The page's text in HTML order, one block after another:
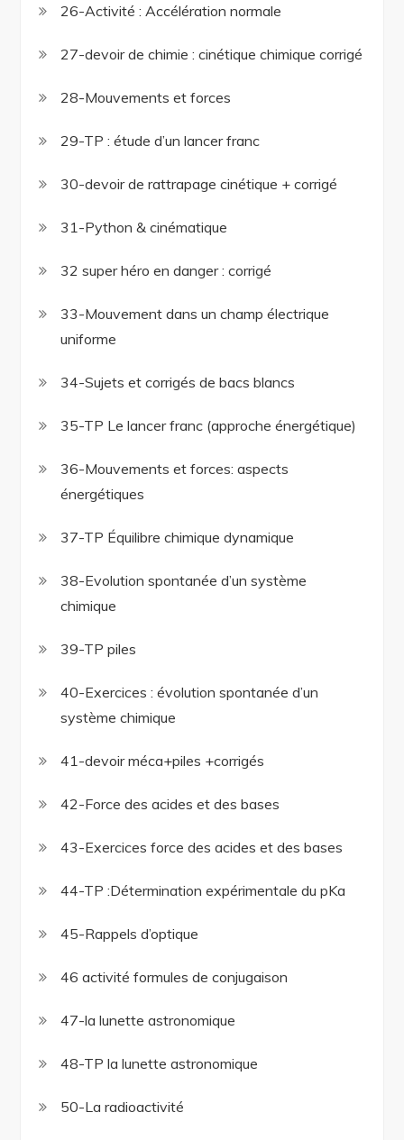
26-Activité : Accélération normale
27-devoir de chimie : cinétique chimique corrigé
28-Mouvements et forces
29-TP : étude d’un lancer franc
30-devoir de rattrapage cinétique + corrigé
31-Python & cinématique
32 super héro en danger : corrigé
33-Mouvement dans un champ électrique
uniforme
34-Sujets et corrigés de bacs blancs
35-TP Le lancer franc (approche énergétique)
36-Mouvements et forces: aspects
énergétiques
37-TP Équilibre chimique dynamique
38-Evolution spontanée d’un système
chimique
39-TP piles
40-Exercices : évolution spontanée d’un
système chimique
41-devoir méca+piles +corrigés
42-Force des acides et des bases
43-Exercices force des acides et des bases
44-TP :Détermination expérimentale du pKa
45-Rappels d’optique
46 activité formules de conjugaison
47-la lunette astronomique
48-TP la lunette astronomique
50-La radioactivité